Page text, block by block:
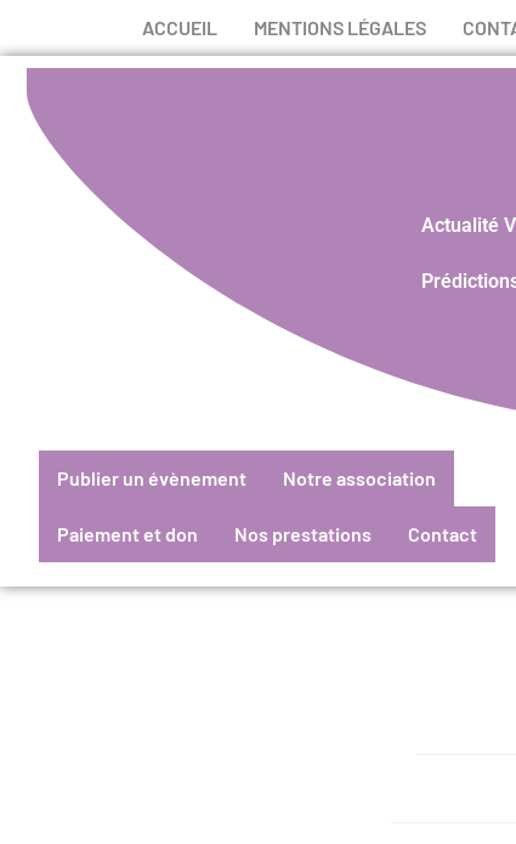
ACCUEIL MENTIONS LÉGALES
Actualité
Publier un évènement Notre association
Paiement et don Nos prestations Contact